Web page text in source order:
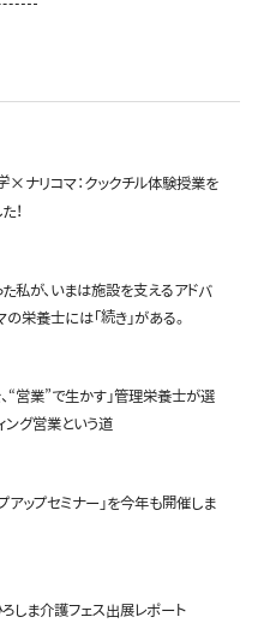
ナリコマ：クックチル体験授業を
！
私が、いまは施設を支えるアドバ
の栄養士には「続き」がある。
“営業”で生かす」管理栄養士が選
ング営業という道
アップセミナー」を今年も開催しま
ろしま介護フェス出展レポート